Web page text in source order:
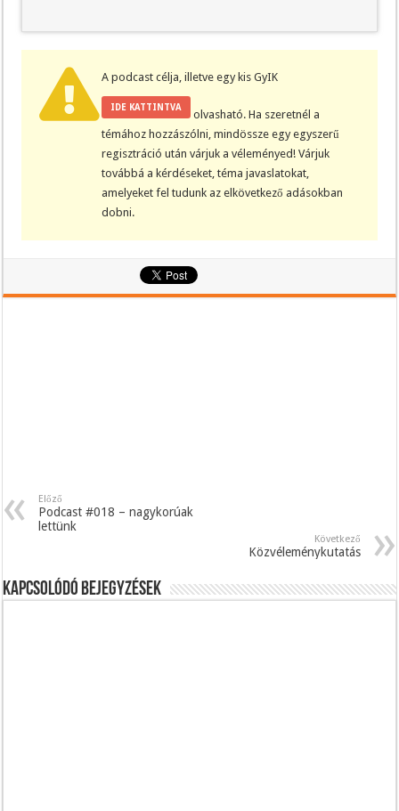
A podcast célja, illetve egy kis GyIK
IDE KATTINTVA
olvasható. Ha szeretnél a
témához hozzászólni, mindössze egy egyszerű
regisztráció után várjuk a véleményed! Várjuk
továbbá a kérdéseket, téma javaslatokat,
amelyeket fel tudunk az elkövetkező adásokban
dobni.
Előző
Podcast #018 – nagykorúak
lettünk
Következő
Közvéleménykutatás
Kapcsolódó bejegyzések